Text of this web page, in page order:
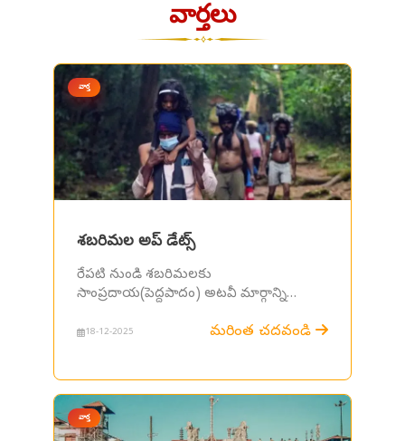
వార్తలు
వార్త
శబరిమల అప్ డేట్స్
రేపటి నుండి శబరిమలకు
సాంప్రదాయ(పెద్దపాదం) అటవీ మార్గాన్ని
18-12-2025 మరింత చదవండి
వార్త